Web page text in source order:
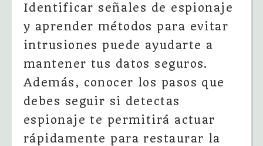
Identificar señales de espionaje
y aprender métodos para evitar
intrusiones puede ayudarte a
mantener tus datos seguros.
Además, conocer los pasos que
debes seguir si detectas
espionaje te permitirá actuar
rápidamente para restaurar la